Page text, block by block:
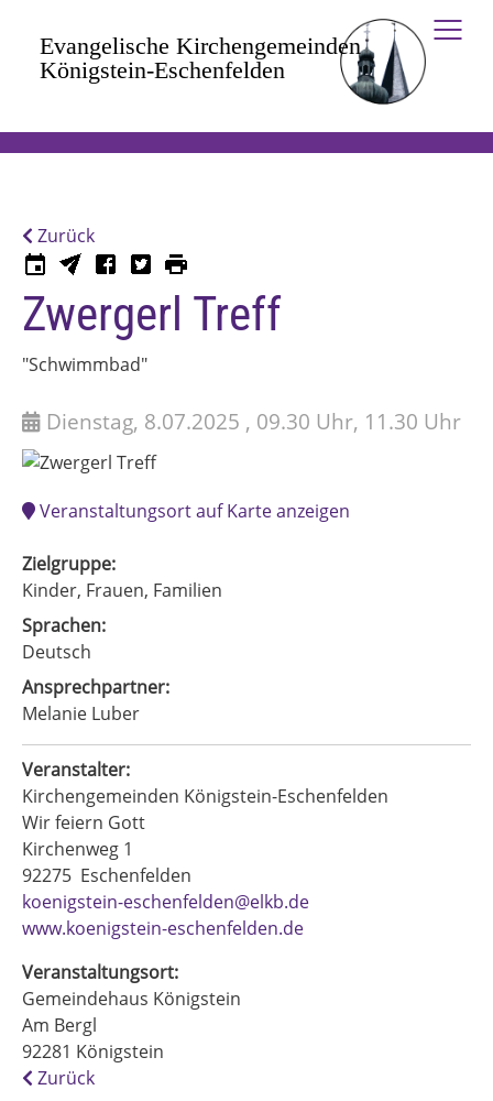
Zurück
Zwergerl Treff
"Schwimmbad"
Dienstag, 8.07.2025 , 09.30 Uhr, 11.30 Uhr
Veranstaltungsort auf Karte anzeigen
Zielgruppe:
Kinder, Frauen, Familien
Sprachen:
Deutsch
Ansprechpartner:
Melanie Luber
Veranstalter:
Kirchengemeinden Königstein-Eschenfelden
Wir feiern Gott
Kirchenweg 1
92275 Eschenfelden
koenigstein-eschenfelden@elkb.de
www.koenigstein-eschenfelden.de
Veranstaltungsort:
Gemeindehaus Königstein
Am Bergl
92281 Königstein
Zurück